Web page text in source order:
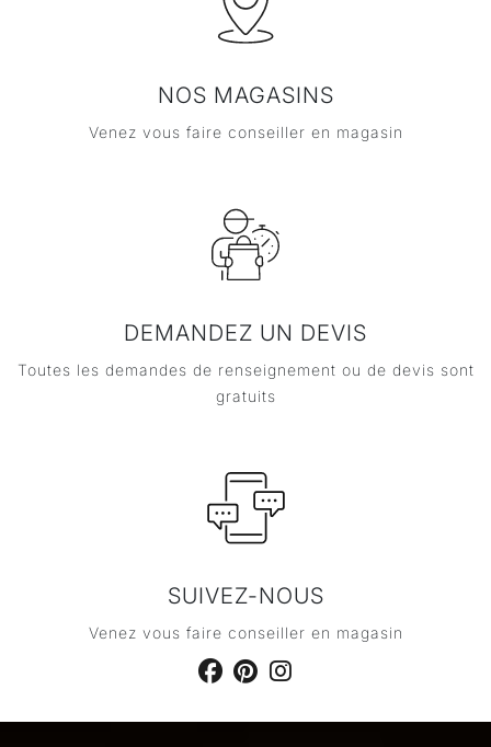
NOS MAGASINS
Venez vous faire conseiller en magasin
DEMANDEZ UN DEVIS
Toutes les demandes de renseignement ou de devis sont
gratuits
SUIVEZ-NOUS
Venez vous faire conseiller en magasin